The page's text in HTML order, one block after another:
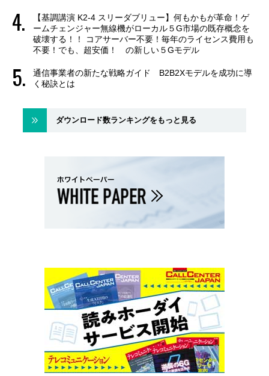
【基調講演 K2-4 スリーダブリュー】何もかもが革命！ゲ
ームチェンジャー無線機がローカル５G市場の既存概念を
破壊する！！ コアサーバー不要！毎年のライセンス費用も
不要！でも、超安価！ の新しい５Gモデル
通信事業者の新たな戦略ガイド B2B2Xモデルを成功に導
く秘訣とは
ダウンロード数ランキングをもっと見る